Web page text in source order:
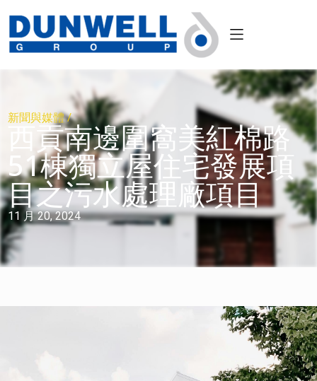
新聞與媒體 /
西貢南邊圍窩美紅棉路
51棟獨立屋住宅發展項
目之污水處理廠項目
11 月 20, 2024